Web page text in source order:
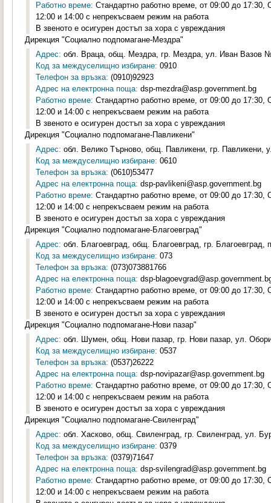
Работно време: Стандартно работно време, от 09:00 до
12:00 и 14:00 с непрекъсваем режим на работа
В звеното е осигурен достъп за хора с увреждания
Дирекция "Социално подпомагане-Мездра"
Адрес: обл. Враца, общ. Мездра, гр. Мездра, ул. Иван Вазов
Код за междуселищно избиране: 0910
Телефон за връзка: (0910)92923
Адрес на електронна поща: dsp-mezdra@asp.government.bg
Работно време: Стандартно работно време, от 09:00 до
12:00 и 14:00 с непрекъсваем режим на работа
В звеното е осигурен достъп за хора с увреждания
Дирекция "Социално подпомагане-Павликени"
Адрес: обл. Велико Търново, общ. Павликени, гр. Павликени,
Код за междуселищно избиране: 0610
Телефон за връзка: (0610)53477
Адрес на електронна поща: dsp-pavlikeni@asp.government.bg
Работно време: Стандартно работно време, от 09:00 до
12:00 и 14:00 с непрекъсваем режим на работа
В звеното е осигурен достъп за хора с увреждания
Дирекция "Социално подпомагане-Благоевград"
Адрес: обл. Благоевград, общ. Благоевград, гр.
Код за междуселищно избиране: 073
Телефон за връзка: (073)073881766
Адрес на електронна поща: dsp-
Работно време: Стандартно работно време, от 09:00 до
12:00 и 14:00 с непрекъсваем режим на работа
В звеното е осигурен достъп за хора с увреждания
Дирекция "Социално подпомагане-Нови пазар"
Адрес: обл. Шумен, общ. Нови пазар, гр. Нови пазар, ул.
Код за междуселищно избиране: 0537
Телефон за връзка: (0537)26222
Адрес на електронна поща: dsp-novipazar@asp.government.bg
Работно време: Стандартно работно време, от 09:00 до
12:00 и 14:00 с непрекъсваем режим на работа
В звеното е осигурен достъп за хора с увреждания
Дирекция "Социално подпомагане-Свиленград"
Адрес: обл. Хасково, общ. Свиленград, гр. Свиленград, ул.
Код за междуселищно избиране: 0379
Телефон за връзка: (0379)71647
Адрес на електронна поща: dsp-svilengrad@asp.government.bg
Работно време: Стандартно работно време, от 09:00 до
12:00 и 14:00 с непрекъсваем режим на работа